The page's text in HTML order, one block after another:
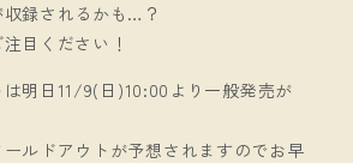
録されるかも…？
目ください！
明日11/9(日)10:00より一般発売が
ルドアウトが予想されますのでお早